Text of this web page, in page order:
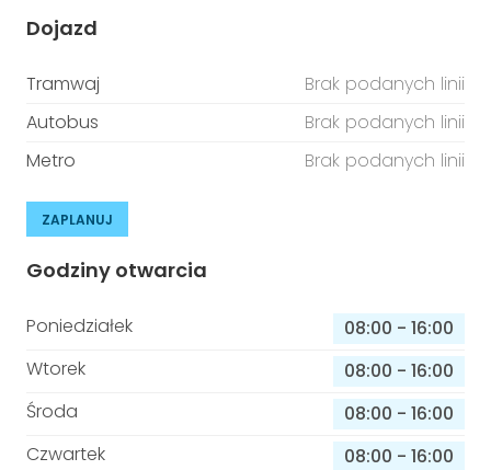
Dojazd
Tramwaj
Brak podanych linii
Autobus
Brak podanych linii
Metro
Brak podanych linii
ZAPLANUJ
Godziny otwarcia
Poniedziałek 08:00 - 16:00
Wtorek
08:00 - 16:00
Środa
08:00 - 16:00
Czwartek
08:00 - 16:00